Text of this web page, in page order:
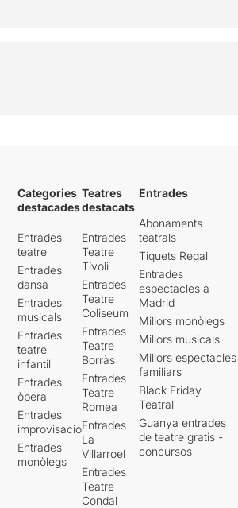
Categories
destacades
Entrades
teatre
Entrades
dansa
Entrades
musicals
Entrades
teatre
infantil
Entrades
òpera
Entrades
improvisació
Entrades
monòlegs
Teatres
destacats
Entrades
Teatre
Tívoli
Entrades
Teatre
Coliseum
Entrades
Teatre
Borràs
Entrades
Teatre
Romea
Entrades
La
Villarroel
Entrades
Teatre
Condal
Entrades
Abonaments
teatrals
Tiquets Regal
Entrades
espectacles a
Madrid
Millors monòlegs
Millors musicals
Millors espectacles
familiars
Black Friday
Teatral
Guanya entrades
de teatre gratis -
concursos